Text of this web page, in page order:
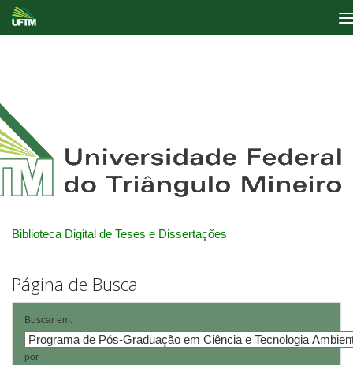
Biblioteca Digital de Teses e Dissertações
Página de Busca
Buscar em:
por